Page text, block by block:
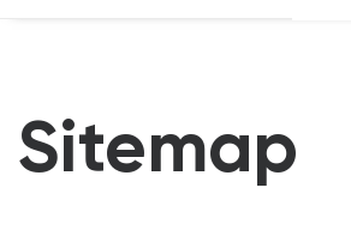
Sitemap